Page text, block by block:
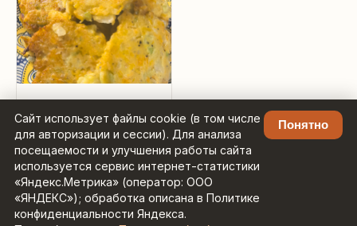
Сайт использует файлы cookie (в том числе
для авторизации и сессии). Для анализа
посещаемости и улучшения работы сайта
используется сервис интернет-статистики
«Яндекс.Метрика» (оператор: ООО
«ЯНДЕКС»); обработка описана в Политике
конфиденциальности Яндекса.
Понятно
капусты, моркови и
лука.